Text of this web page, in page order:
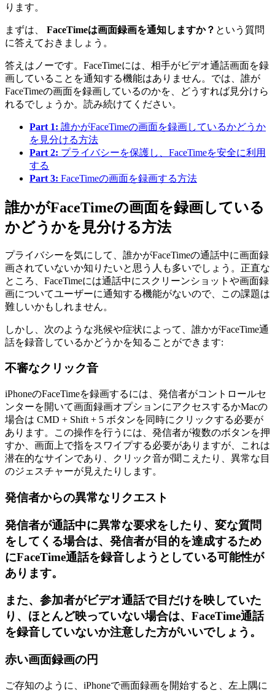
ります。
まずは、 FaceTimeは画面録画を通知しますか？ という質問
に答えておきましょう。
答えはノーです。FaceTimeには、相手がビデオ通話画面を録
画していることを通知する機能はありません。では、誰が
FaceTimeの画面を録画しているのかを、どうすれば見分けら
れるでしょうか。読み続けてください。
Part 1: 誰かがFaceTimeの画面を録画しているかどうか
を見分ける方法
Part 2: プライバシーを保護し、FaceTimeを安全に利用
する
Part 3: FaceTimeの画面を録画する方法
誰かがFaceTimeの画面を録画している
かどうかを見分ける方法
プライバシーを気にして、誰かがFaceTimeの通話中に画面録
画されていないか知りたいと思う人も多いでしょう。正直な
ところ、FaceTimeには通話中にスクリーンショットや画面録
画についてユーザーに通知する機能がないので、この課題は
難しいかもしれません。
しかし、次のような兆候や症状によって、誰かがFaceTime通
話を録音しているかどうかを知ることができます:
不審なクリック音
iPhoneのFaceTimeを録画するには、発信者がコントロールセ
ンターを開いて画面録画オプションにアクセスするかMacの
場合は CMD + Shift + 5 ボタンを同時にクリックする必要が
あります。この操作を行うには、発信者が複数のボタンを押
すか、画面上で指をスワイプする必要がありますが、これは
潜在的なサインであり、クリック音が聞こえたり、異常な目
のジェスチャーが見えたりします。
発信者からの異常なリクエスト
発信者が通話中に異常な要求をしたり、変な質問
をしてくる場合は、発信者が目的を達成するため
にFaceTime通話を録音しようとしている可能性が
あります。
また、参加者がビデオ通話で目だけを映していた
り、ほとんど映っていない場合は、FaceTime通話
を録音していないか注意した方がいいでしょう。
赤い画面録画の円
ご存知のように、iPhoneで画面録画を開始すると、左上隅に